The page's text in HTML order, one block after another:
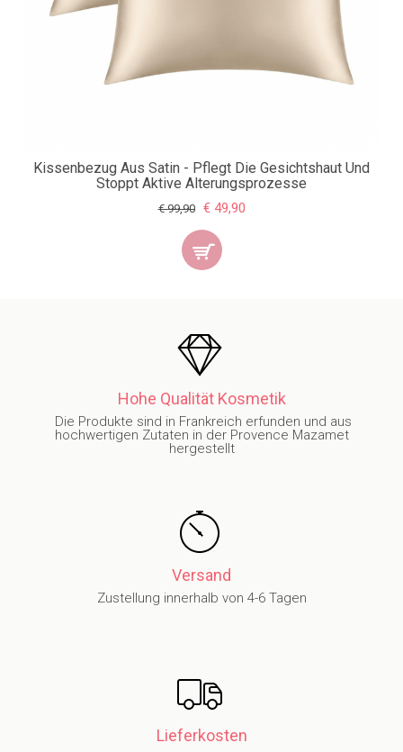
Kissenbezug Aus Satin - Pflegt Die Gesichtshaut Und
Stoppt Aktive Alterungsprozesse
€ 99,90 € 49,90
Hohe Qualität Kosmetik
Die Produkte sind in Frankreich erfunden und aus
hochwertigen Zutaten in der Provence Mazamet
hergestellt
Versand
Zustellung innerhalb von 4-6 Tagen
Lieferkosten